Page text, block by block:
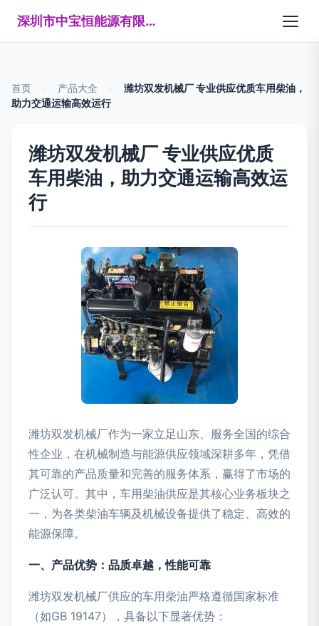
深圳市中宝恒能源有限公司
首页 产品大全
潍坊双发机械厂 专业供应优质车用柴油，
助力交通运输高效运行
潍坊双发机械厂 专业供应优质
车用柴油，助力交通运输高效运
行
潍坊双发机械厂作为一家立足山东、服务全国的综合
性企业，在机械制造与能源供应领域深耕多年，凭借
其可靠的产品质量和完善的服务体系，赢得了市场的
广泛认可。其中，车用柴油供应是其核心业务板块之
一，为各类柴油车辆及机械设备提供了稳定、高效的
能源保障。
一、产品优势：品质卓越，性能可靠
潍坊双发机械厂供应的车用柴油严格遵循国家标准
（如GB 19147），具备以下显著优势：